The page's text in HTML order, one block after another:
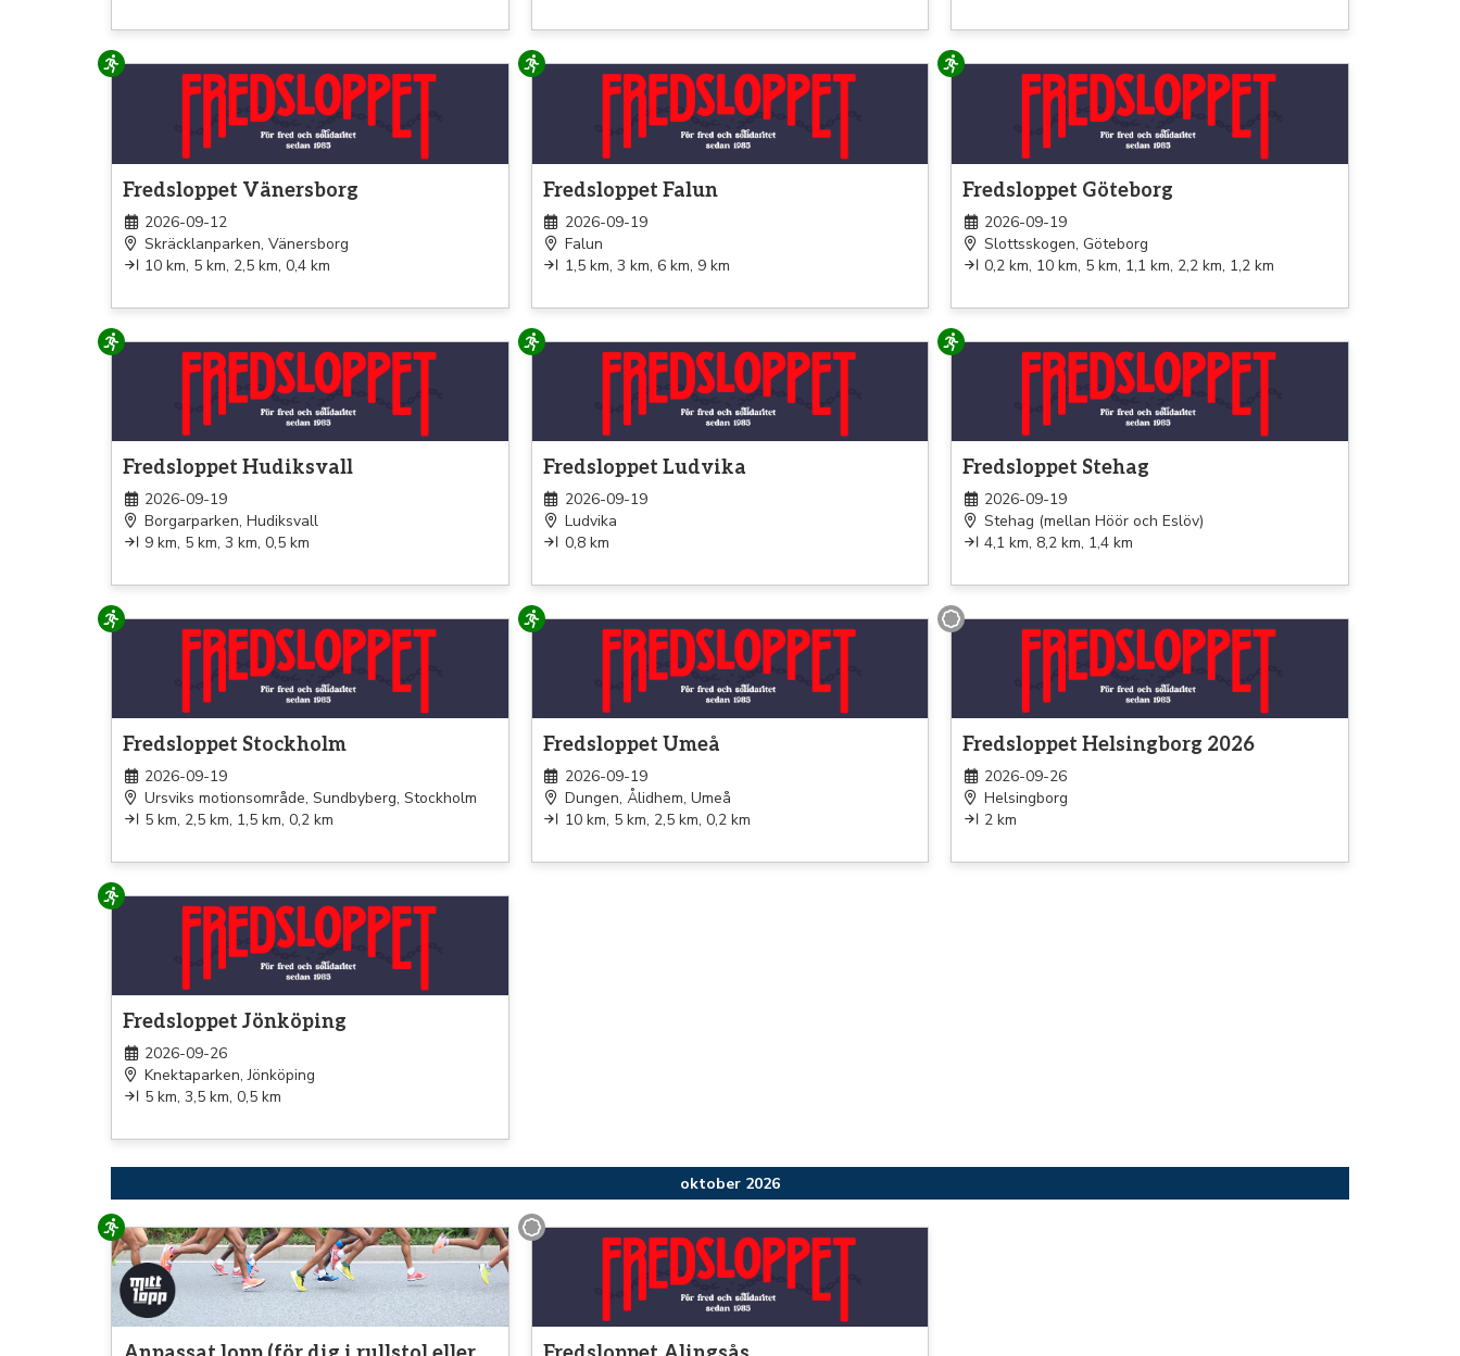
Löpning
Fredsloppet Vänersborg
2026-09-12
Skräcklanparken, Vänersborg
10 km, 5 km, 2,5 km, 0,4 km
Löpning
Fredsloppet Falun
2026-09-19
Falun
1,5 km, 3 km, 6 km, 9 km
Löpning
Fredsloppet Göteborg
2026-09-19
Slottsskogen, Göteborg
0,2 km, 10 km, 5 km, 1,1 km, 2,2 km, 1,2 km
Löpning
Fredsloppet Hudiksvall
2026-09-19
Borgarparken, Hudiksvall
9 km, 5 km, 3 km, 0,5 km
Löpning
Fredsloppet Ludvika
2026-09-19
Ludvika
0,8 km
Löpning
Fredsloppet Stehag
2026-09-19
Stehag (mellan Höör och Eslöv)
4,1 km, 8,2 km, 1,4 km
Löpning
Fredsloppet Stockholm
2026-09-19
Ursviks motionsområde, Sundbyberg, Stockholm
5 km, 2,5 km, 1,5 km, 0,2 km
Löpning
Fredsloppet Umeå
2026-09-19
Dungen, Ålidhem, Umeå
10 km, 5 km, 2,5 km, 0,2 km
Promenad
Fredsloppet Helsingborg 2026
2026-09-26
Helsingborg
2 km
Löpning
Fredsloppet Jönköping
2026-09-26
Knektaparken, Jönköping
5 km, 3,5 km, 0,5 km
oktober 2026
Löpning Promenad